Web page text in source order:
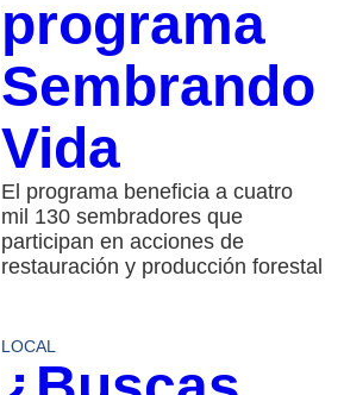
programa
Sembrando
Vida
El programa beneficia a cuatro
mil 130 sembradores que
participan en acciones de
restauración y producción forestal
LOCAL